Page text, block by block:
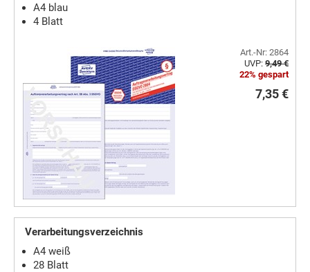
A4 blau
4 Blatt
Art.-Nr: 2864
UVP: 9,49 €
22% gespart
7,35 €
Verarbeitungsverzeichnis
A4 weiß
28 Blatt